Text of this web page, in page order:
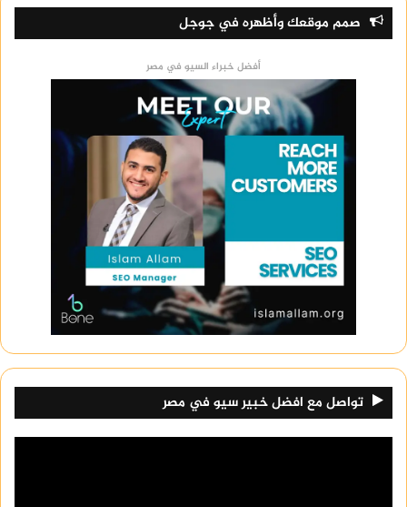
صمم موقعك وأظهره في جوجل
أفضل خبراء السيو في مصر
تواصل مع افضل خبير سيو في مصر